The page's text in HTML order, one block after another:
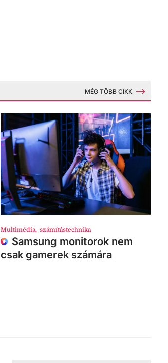
MÉG TÖBB CIKK
Multimédia, számítástechnika
Samsung monitorok nem
csak gamerek számára